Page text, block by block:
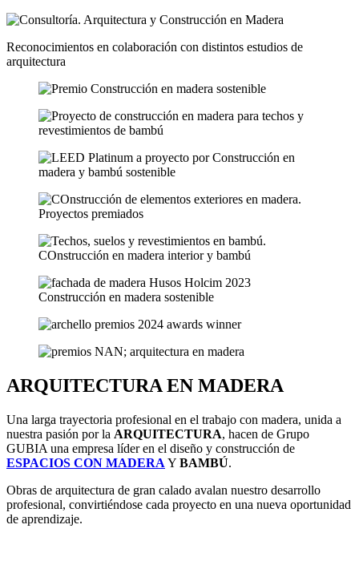
Reconocimientos en colaboración con distintos estudios de
arquitectura
ARQUITECTURA EN MADERA
Una larga trayectoria profesional en el trabajo con madera, unida a
nuestra pasión por la ARQUITECTURA, hacen de Grupo
GUBIA una empresa líder en el diseño y construcción de
ESPACIOS CON MADERA Y BAMBÚ.
Obras de arquitectura de gran calado avalan nuestro desarrollo
profesional, convirtiéndose cada proyecto en una nueva oportunidad
de aprendizaje.